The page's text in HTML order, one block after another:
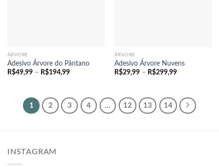
ÁRVORE
Adesivo Árvore do Pântano
R$49,99 – R$194,99Faixa
através
R$194,99
ÁRVORE
Adesivo Árvore Nuvens
R$29,99 – R$299,99Faixa
através
R$299,99
1 2 3 4 … 12 13 14
INSTAGRAM